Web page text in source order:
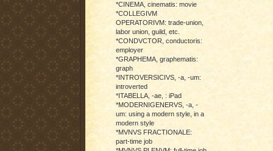
*CINEMA, cinematis: movie
*COLLEGIVM
OPERATORIVM: trade-union,
labor union, guild, etc.
*CONDVCTOR, conductoris:
employer
*GRAPHEMA, graphematis:
graph
*INTROVERSICIVS, -a, -um:
introverted
*ITABELLA, -ae, : iPad
*MODERNIGENERVS, -a, -
um: using a modern style, in a
modern style
*MVNVS FRACTIONALE:
part-time job